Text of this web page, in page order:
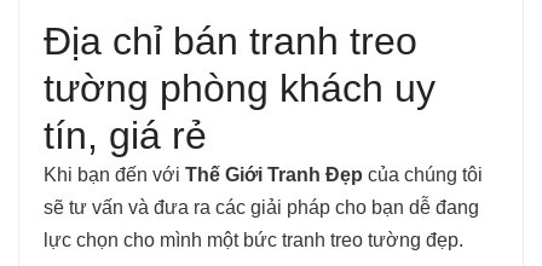
Địa chỉ bán tranh treo
tường phòng khách uy
tín, giá rẻ
Khi bạn đến với Thế Giới Tranh Đẹp của chúng tôi
sẽ tư vấn và đưa ra các giải pháp cho bạn dễ đang
lực chọn cho mình một bức tranh treo tường đẹp.